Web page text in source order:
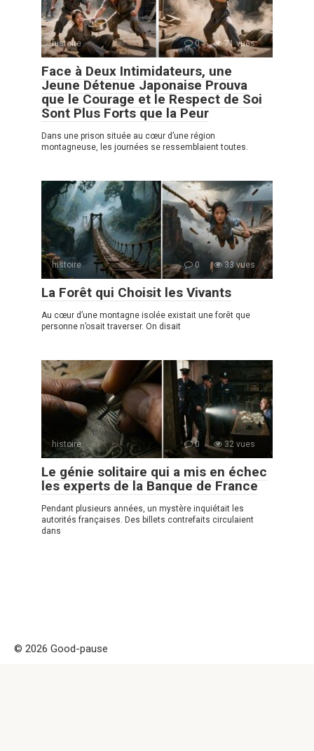
histoire 0 71 vues
Face à Deux Intimidateurs, une
Jeune Détenue Japonaise Prouva
que le Courage et le Respect de Soi
Sont Plus Forts que la Peur
Dans une prison située au cœur d’une région
montagneuse, les journées se ressemblaient toutes.
histoire 0 33 vues
La Forêt qui Choisit les Vivants
Au cœur d’une montagne isolée existait une forêt que
personne n’osait traverser. On disait
histoire 0 32 vues
Le génie solitaire qui a mis en échec
les experts de la Banque de France
Pendant plusieurs années, un mystère inquiétait les
autorités françaises. Des billets contrefaits circulaient
dans
© 2026 Good-pause